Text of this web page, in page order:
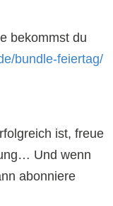
bekommst du
bundle-feiertag/
ist, freue
Und wenn
abonniere